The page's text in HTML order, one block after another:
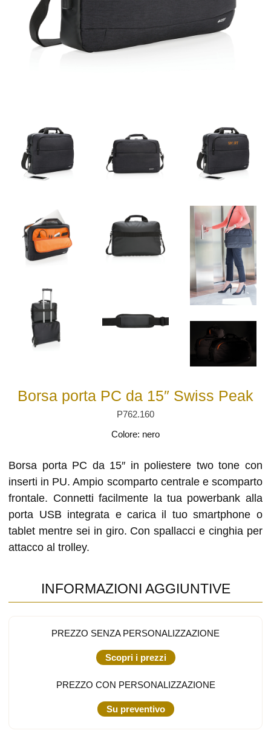
Borsa porta PC da 15″ Swiss Peak
P762.160
Colore: nero
Borsa porta PC da 15″ in poliestere two tone con
inserti in PU. Ampio scomparto centrale e scomparto
frontale. Connetti facilmente la tua powerbank alla
porta USB integrata e carica il tuo smartphone o
tablet mentre sei in giro. Con spallacci e cinghia per
attacco al trolley.
INFORMAZIONI AGGIUNTIVE
PREZZO SENZA PERSONALIZZAZIONE
Scopri i prezzi
PREZZO CON PERSONALIZZAZIONE
Su preventivo